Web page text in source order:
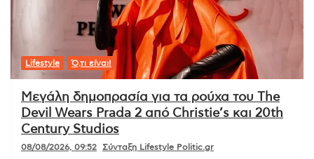
Lifestyle Ό,τι είναι!
Μεγάλη δημοπρασία για τα ρούχα του The
Devil Wears Prada 2 από Christie’s και 20th
Century Studios
08/08/2026, 09:52 Σύνταξη Lifestyle Politic.gr